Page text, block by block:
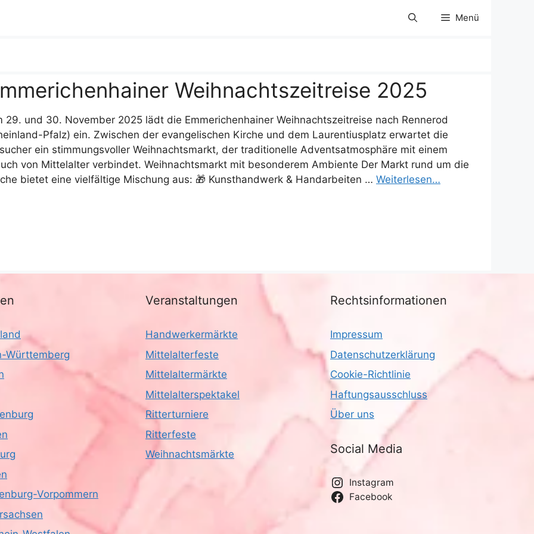
Menü
Weihnachtszeitreise 2025
29. und 30. November 2025 lädt die Emmerichenhainer Weihnachtszeitreise nach Rennerod
Pfalz) ein. Zwischen der evangelischen Kirche und dem Laurentiusplatz erwartet die
ein stimmungsvoller Weihnachtsmarkt, der traditionelle Adventsatmosphäre mit einem
von Mittelalter verbindet. Weihnachtsmarkt mit besonderem Ambiente Der Markt rund um die
bietet eine vielfältige Mischung aus: 🎁 Kunsthandwerk & Handarbeiten … Weiterlesen…
Württemberg
Vorpommern
Veranstaltungen
Handwerkermärkte
Mittelalterfeste
Mittelaltermärkte
Mittelalterspektakel
Ritterturniere
Ritterfeste
Weihnachtsmärkte
Rechtsinformationen
Impressum
Datenschutzerklärung
Cookie-Richtlinie
Haftungsausschluss
Über uns
Social Media
Instagram
Facebook